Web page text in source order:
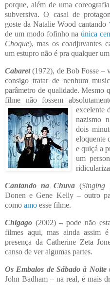
porque, além de uma
subversiva. O casal de
goste da Natalie Wood cantando
de um modo fofinho naúnica
Choque), mas os coadjuvantes
um estupro não é pra qualquer
Cabaret (1972), de Bob Fosse –
consigo tratar de nenhum
parâmetro de qualidade. Mesmo
filme não fossem
excelente
nazismo
dois
eloquente
e quiçá a
um
Cantando na Chuva (Singing
Donen e Gene Kelly – outro
como amo esse filme.
Chigago (2002) – pode não
filmes aqui, mas ainda assim
presença da Catherine Zeta
canso de ver algumas partes.
Os Embalos de Sábado à Noite
John Badham – na real, é mais